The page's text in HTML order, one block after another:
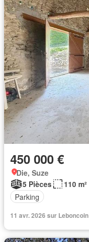
450 000 €
Die, Suze
5 Pièces
110 m²
Parking
11 avr. 2026 sur Leboncoin